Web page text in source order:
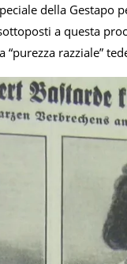
della Gestapo
a questa
razziale”